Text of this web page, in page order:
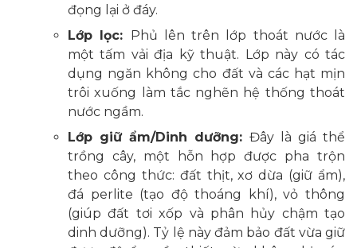
đọng lại ở đáy.
Lớp lọc:
Phủ lên trên lớp thoát nước là
một tấm vải địa kỹ thuật. Lớp này có tác
dụng ngăn không cho đất và các hạt mịn
trôi xuống làm tắc nghẽn hệ thống thoát
nước ngầm.
Lớp giữ ẩm/Dinh dưỡng: Đây là giá thể
trồng cây, một hỗn hợp được pha trộn
theo công thức: đất thịt, xơ dừa (giữ ẩm),
đá perlite (tạo độ thoáng khí), vỏ thông
(giúp đất tơi xốp và phân hủy chậm tạo
dinh dưỡng). Tỷ lệ này đảm bảo đất vừa giữ